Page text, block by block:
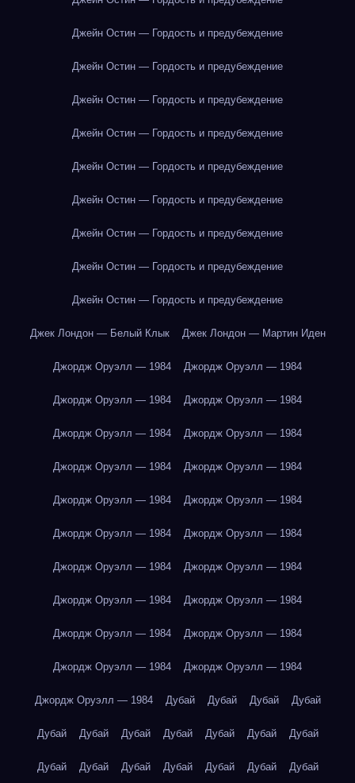
Джейн Остин — Гордость и предубеждение
Джейн Остин — Гордость и предубеждение
Джейн Остин — Гордость и предубеждение
Джейн Остин — Гордость и предубеждение
Джейн Остин — Гордость и предубеждение
Джейн Остин — Гордость и предубеждение
Джейн Остин — Гордость и предубеждение
Джейн Остин — Гордость и предубеждение
Джейн Остин — Гордость и предубеждение
Джек Лондон — Белый Клык Джек Лондон — Мартин Иден
Джордж Оруэлл — 1984 Джордж Оруэлл — 1984
Джордж Оруэлл — 1984 Джордж Оруэлл — 1984
Джордж Оруэлл — 1984 Джордж Оруэлл — 1984
Джордж Оруэлл — 1984 Джордж Оруэлл — 1984
Джордж Оруэлл — 1984 Джордж Оруэлл — 1984
Джордж Оруэлл — 1984 Джордж Оруэлл — 1984
Джордж Оруэлл — 1984 Джордж Оруэлл — 1984
Джордж Оруэлл — 1984 Джордж Оруэлл — 1984
Джордж Оруэлл — 1984 Джордж Оруэлл — 1984
Джордж Оруэлл — 1984 Джордж Оруэлл — 1984
Джордж Оруэлл — 1984 Дубай Дубай Дубай Дубай
Дубай Дубай Дубай Дубай Дубай Дубай Дубай
Дубай Дубай Дубай Дубай Дубай Дубай Дубай